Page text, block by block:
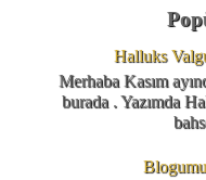
Halluks
Merhaba Kasım
burada . Yazımda